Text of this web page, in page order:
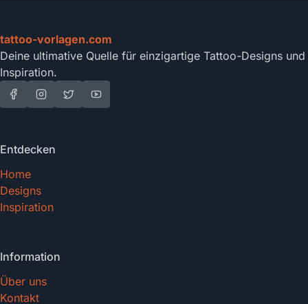
tattoo-vorlagen.com
Deine ultimative Quelle für einzigartige Tattoo-Designs und
Inspiration.
Entdecken
Home
Designs
Inspiration
Information
Über uns
Kontakt